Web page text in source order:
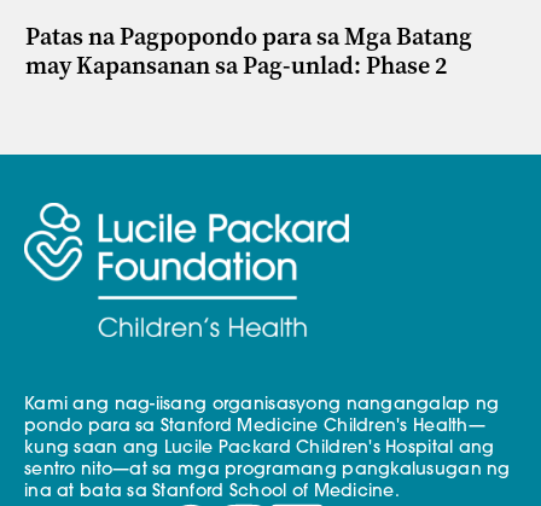
Patas na Pagpopondo para sa Mga Batang
may Kapansanan sa Pag-unlad: Phase 2
Kami ang nag-iisang organisasyong nangangalap ng
pondo para sa Stanford Medicine Children's Health—
kung saan ang Lucile Packard Children's Hospital ang
sentro nito—at sa mga programang pangkalusugan ng
ina at bata sa Stanford School of Medicine.